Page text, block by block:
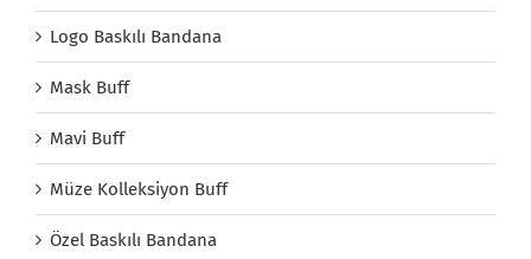
Logo Baskılı Bandana
Mask Buff
Mavi Buff
Müze Kolleksiyon Buff
Özel Baskılı Bandana